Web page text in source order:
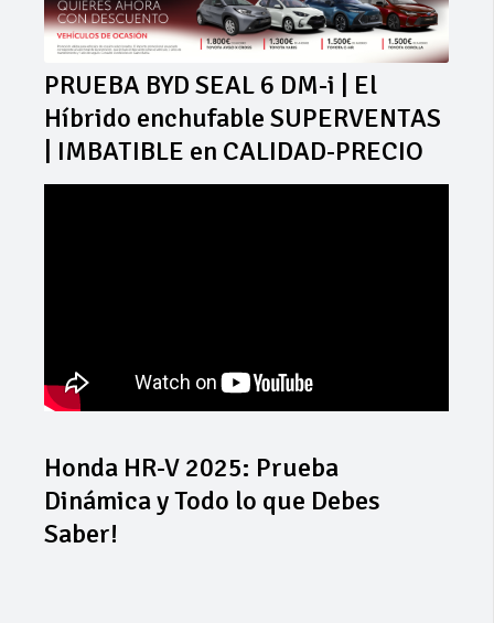
PRUEBA BYD SEAL 6 DM-i | El
Híbrido enchufable SUPERVENTAS
| IMBATIBLE en CALIDAD-PRECIO
Honda HR-V 2025: Prueba
Dinámica y Todo lo que Debes
Saber!